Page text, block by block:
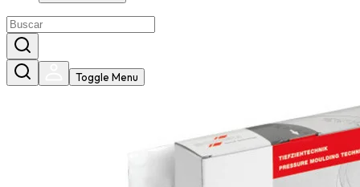
Toggle Menu